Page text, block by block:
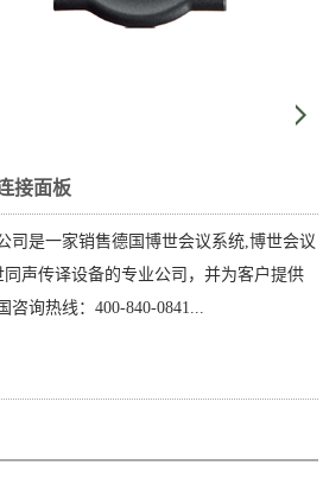
接面板
司是一家销售德国博世会议系统,博世会议
声传译设备的专业公司，并为客户提供
咨询热线：400-840-0841...